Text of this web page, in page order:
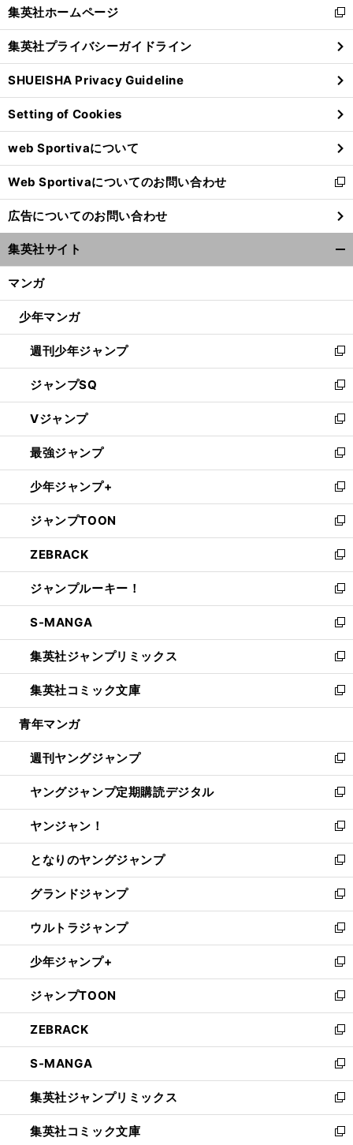
閉
る
集英社ホームページ
新
し
い
ウ
ィ
ン
ド
ウ
で
開
く
集英社プライバシーガイドライン
SHUEISHA Privacy Guideline
Setting of Cookies
web Sportivaについて
Web Sportivaについてのお問い合わせ
新
し
い
ウ
ィ
ン
ウ
開
く
広告についてのお問い合わせ
集英社サイト
マンガ
少年マンガ
週刊少年ジャンプ
新
し
い
ウ
ィ
ン
ド
ウ
で
開
く
ジャンプSQ
新
し
い
ウ
ィ
ン
ド
ウ
で
開
く
Vジャンプ
新
し
い
ウ
ィ
ン
ド
ウ
で
開
く
最強ジャンプ
新
し
い
ウ
ィ
ン
ド
ウ
で
開
く
少年ジャンプ+
新
し
い
ウ
ィ
ン
ド
ウ
で
開
く
ジャンプTOON
新
し
い
ウ
ィ
ン
ド
ウ
で
開
く
ZEBRACK
新
し
い
ウ
ィ
ン
ド
ウ
で
開
ジャンプルーキー！
新
し
い
ウ
ィ
ン
ド
ウ
開
く
S-MANGA
新
し
い
ウ
ィ
ン
ウ
で
開
く
集英社ジャンプリミックス
新
し
い
ウ
ン
ド
ウ
で
開
く
集英社コミック文庫
新
し
ウ
ィ
ン
ド
ウ
で
開
く
青年マンガ
週刊ヤングジャンプ
新
し
い
ウ
ィ
ン
ド
ウ
で
開
く
ヤングジャンプ定期購読デジタル
新
し
い
ウ
ィ
ン
ド
ウ
で
開
く
ヤンジャン！
新
し
い
ウ
ィ
ン
ド
ウ
で
開
く
となりのヤングジャンプ
新
し
い
ウ
ィ
ン
ド
ウ
で
開
く
グランドジャンプ
新
し
い
ウ
ィ
ン
ド
ウ
で
開
く
ウルトラジャンプ
新
し
い
ウ
ィ
ン
ド
ウ
で
開
く
少年ジャンプ+
新
し
い
ウ
ィ
ン
ド
ウ
で
開
く
ジャンプTOON
新
し
い
ウ
ィ
ン
ド
ウ
で
ZEBRACK
新
し
い
ウ
ィ
ン
ド
S-MANGA
新
し
い
ウ
ィ
集英社ジャンプリミックス
新
し
い
集英社コミック文庫
新